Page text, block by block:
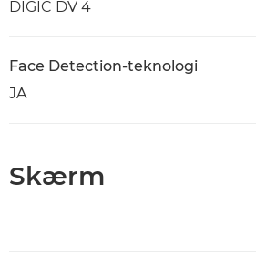
DIGIC DV 4
Face Detection-teknologi
JA
Skærm